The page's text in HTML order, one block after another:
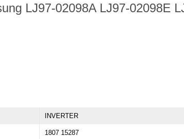
LJ97-02098A LJ97-02098E
INVERTER
1807 15287